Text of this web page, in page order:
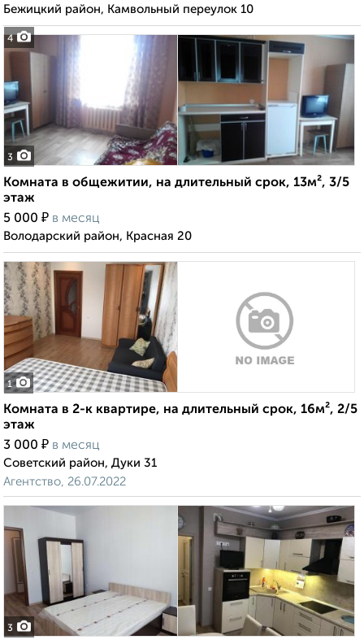
4
Бежицкий район, Камвольный переулок 10
3
Комната в общежитии, на длительный срок, 13м², 3/5
этаж
5 000 ₽ в месяц
Володарский район, Красная 20
1
Комната в 2-к квартире, на длительный срок, 16м², 2/5
этаж
3 000 ₽ в месяц
Советский район, Дуки 31
Агентство, 26.07.2022
3